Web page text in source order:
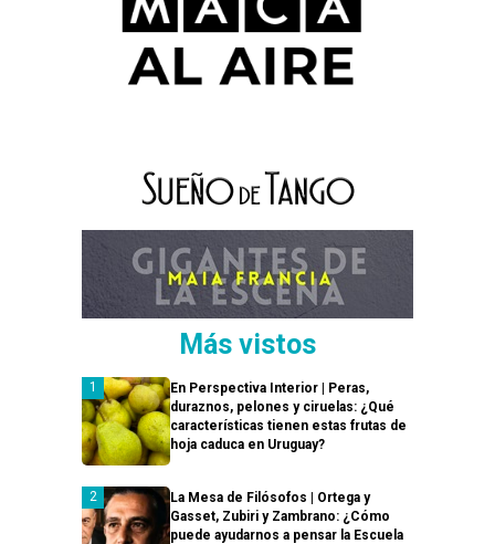
Más vistos
En Perspectiva Interior | Peras,
duraznos, pelones y ciruelas: ¿Qué
características tienen estas frutas de
hoja caduca en Uruguay?
La Mesa de Filósofos | Ortega y
Gasset, Zubiri y Zambrano: ¿Cómo
puede ayudarnos a pensar la Escuela